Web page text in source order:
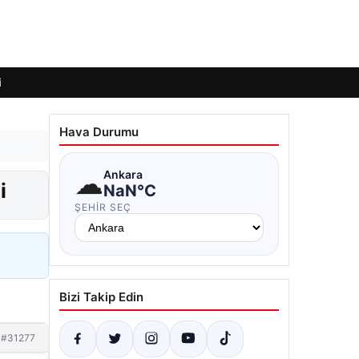
#31277
Hava Durumu
☁Ankara
NaN°C
ŞEHIR SEÇ
Bizi Takip Edin